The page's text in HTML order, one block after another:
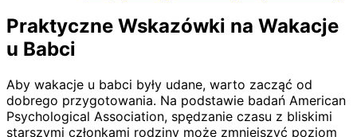
Praktyczne Wskazówki na Wakacje
u Babci
Aby wakacje u babci były udane, warto zacząć od
dobrego przygotowania. Na podstawie badań American
Psychological Association, spędzanie czasu z bliskimi
starszymi członkami rodziny może zmniejszyć poziom